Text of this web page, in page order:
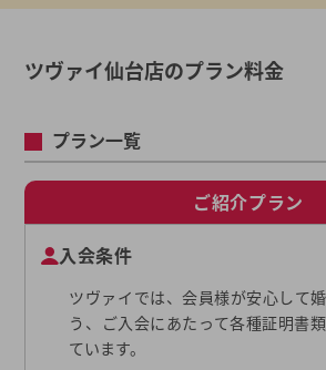
ツヴァイ仙台店のプラン料金
プラン一覧
ご紹介プラン
入会条件
ツヴァイでは、会員様が安心して
う、ご入会にあたって各種証明書
ています。